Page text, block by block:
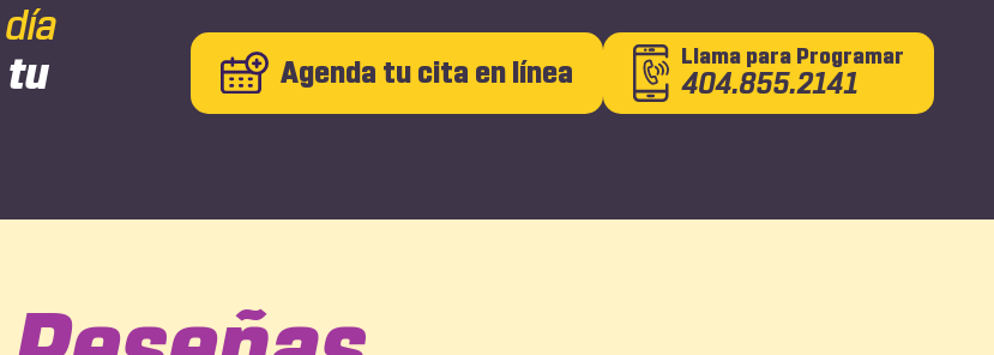
tu
Agenda tu cita en línea Llama para Programar
404.855.2141